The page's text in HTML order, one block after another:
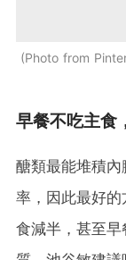
Photo from
早餐不吃主食
醣類最能堆積
率，因此最好
食減半，甚至